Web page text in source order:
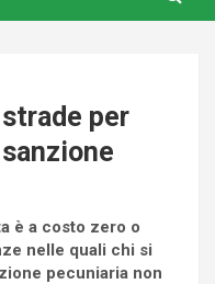
per
è a costo zero o
nelle quali chi si
pecuniaria non